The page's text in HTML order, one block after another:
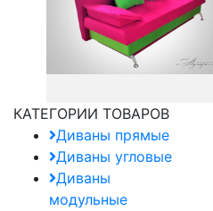
КАТЕГОРИИ ТОВАРОВ
Диваны прямые
Диваны угловые
Диваны
модульные